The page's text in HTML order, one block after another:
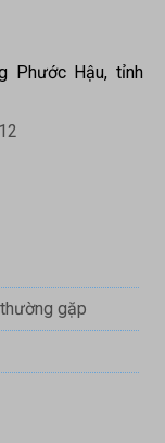
Phước Hậu, tỉnh
gặp